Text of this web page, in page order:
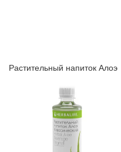
Растительный напиток Алоэ